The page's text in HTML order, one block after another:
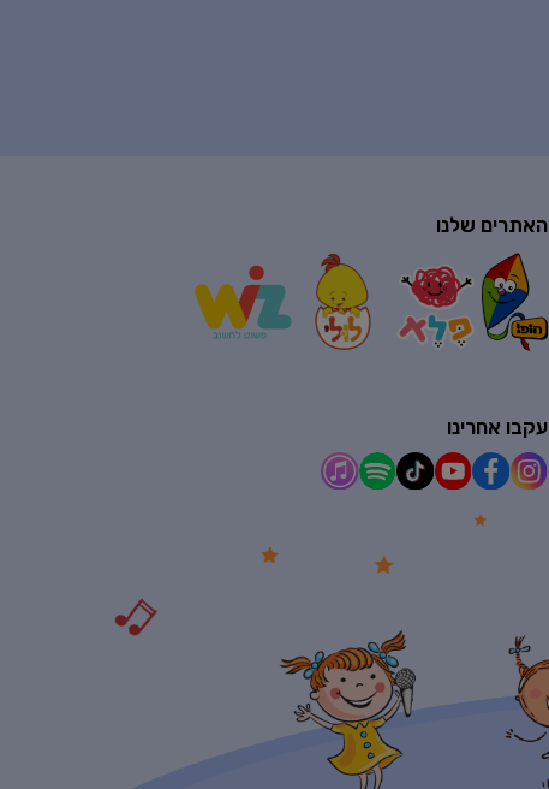
האתרים שלנו
עקבו אחרינו